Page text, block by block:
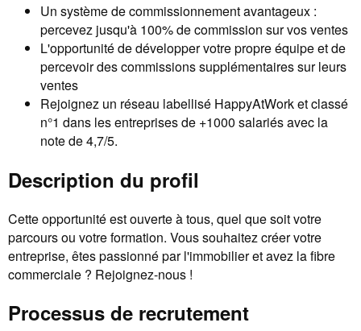
Un système de commissionnement avantageux :
percevez jusqu'à 100% de commission sur vos ventes
L'opportunité de développer votre propre équipe et de
percevoir des commissions supplémentaires sur leurs
ventes
Rejoignez un réseau labellisé HappyAtWork et classé
n°1 dans les entreprises de +1000 salariés avec la
note de 4,7/5.
Description du profil
Cette opportunité est ouverte à tous, quel que soit votre
parcours ou votre formation. Vous souhaitez créer votre
entreprise, êtes passionné par l'immobilier et avez la fibre
commerciale ? Rejoignez-nous !
Processus de recrutement